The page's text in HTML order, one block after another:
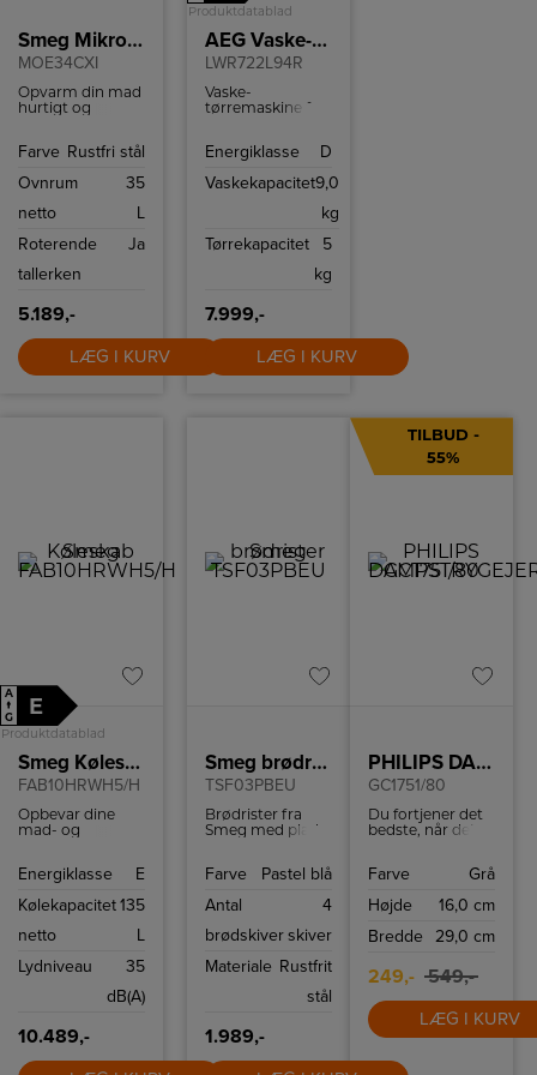
Smeg Mikroovn
MOE34CXI
Opvarm din mad
hurtigt og
mikrobølgeovn
er udstyret med
funktioner og en
teknologi, som
skaber den helt
rette temperatur
Farve Rustfri stål
Ovnrum
netto
35
L
Roterende
tallerken
Ja
5.189,-
LÆG I KURV
Produktdatablad
AEG Vaske-tørremaskine
LWR722L94R
Vaske-
tørremaskine fra
udskudt
kg
Energiklasse
D
Vaskekapacitet9,0
kg
Tørrekapacitet
5
kg
7.999,-
LÆG I KURV
A
↑
G
E
Produktdatablad
Smeg Køleskab
FAB10HRWH5/H
Opbevar dine
mad- og
køleskab
Køleskabet har
moderne
effektivt LED-lys
og let afrimning.
Energiklasse
E
Kølekapacitet
netto
135
L
Lydniveau
35
dB(A)
10.489,-
Smeg brødrister
TSF03PBEU
Brødrister fra
Smeg med plads
og mulighed for
og optøning af
funktionen giver
at riste kun den
Farve
Pastel blå
Antal
brødskiver
4
skiver
Materiale Rustfrit
stål
1.989,-
TILBUD -
55%
PHILIPS DAMPSTRYGEJERN
GC1751/80
Du fortjener det
bedste, når det
tøj. Med dette
på 2000 W kan
resultater hver
Farve
Grå
Højde
16,0 cm
Bredde
29,0 cm
249,- 549,-
LÆG I KURV